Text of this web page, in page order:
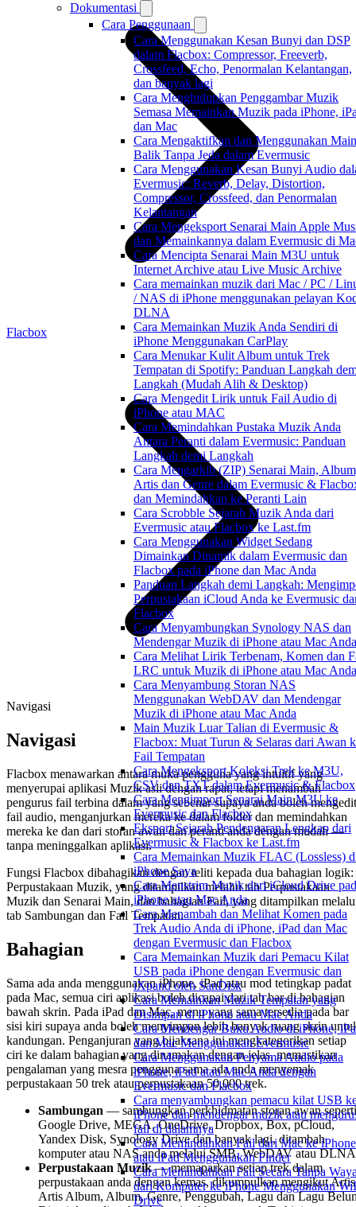
Dokumentasi
Cara Penggunaan
Cara Menggunakan Kesan Bunyi dan DSP
dalam Flacbox: Compressor, Freeverb,
Crossfeed, Echo, Penormalan Kelantangan,
dan banyak lagi
Cara Menghidupkan Penggambar Muzik
Semasa Memainkan Muzik pada iPhone,
dan Mac
Cara Mengaktifkan dan Menggunakan Main
Balik Tanpa Jeda dalam Evermusic
Cara Menggunakan Kesan Bunyi Audio
Evermusic: Reverb, Delay, Distortion,
Compressor, Crossfeed, dan Penormalan
Kelantangan
Cara Mengeksport Senarai Main Apple
dan Memainkannya dalam Evermusic di
Cara Mencipta Senarai Main M3U untuk
Internet Archive atau Live Music Archive
Cara memainkan muzik dari Mac / PC /
/ NAS di iPhone menggunakan pelayan
DLNA
Cara Memainkan Muzik Anda Sendiri di
iPhone Menggunakan CarPlay
Cara Menukar Kulit Album untuk Trek
Tempatan di Spotify: Panduan Langkah
Langkah (Mudah Alih & Desktop)
Cara Mengedit Lirik untuk Fail Audio di
iPhone atau MAC
Cara Memindahkan Pustaka Muzik Anda
Antara Peranti dalam Evermusic: Panduan
Langkah demi Langkah
Cara Mengarkib (ZIP) Senarai Main,
Artis dan Genre dalam Evermusic &
dan Memindahkan ke Peranti Lain
Cara Scrobble Sejarah Muzik Anda dari
Evermusic atau Flacbox ke Last.fm
Cara Menggunakan Widget Sedang
Dimainkan Dinamik dalam Evermusic dan
Flacbox pada iPhone dan Mac Anda
Panduan Langkah demi Langkah:
Perpustakaan iCloud Anda ke Evermusic
Flacbox
Cara Menyambungkan Synology NAS dan
Mendengar Muzik di iPhone atau Mac Anda
Cara Melihat Lirik Terbenam, Komen dan
LRC untuk Muzik di iPhone atau Mac Anda
Cara Menyambung Storan NAS
Menggunakan WebDAV dan Mendengar
Muzik di iPhone atau Mac Anda
Main Muzik Luar Talian di Evermusic &
Flacbox: Muat Turun & Selaras dari Awan
Fail Tempatan
Cara Mengeksport Koleksi Trek ke M3U,
CSV dan TXT dalam Evermusic & Flacbox
Cara Mengimport Senarai Main M3U ke
Evermusic dan Flacbox
Eksport Sejarah Pendengaran Lengkap dari
Evermusic & Flacbox ke Last.fm
Cara Memainkan Muzik FLAC (Lossless)
iPhone Saya
Cara Menstrim Muzik dari iCloud Drive
iPhone atau Mac Anda
Cara Menambah dan Melihat Komen pada
Trek Audio Anda di iPhone, iPad dan Mac
dengan Evermusic dan Flacbox
Cara Memainkan Muzik dari Pemacu Kilat
USB pada iPhone dengan Evermusic dan
iXpand oleh SanDisk
Cara Memainkan Muzik Tempatan yang
Disimpan di iPhone atau Mac Anda
Cara Mendengar Buku Audio di iPhone,
dan Mac Menggunakan Evermusic
Cara Menggunakan Penyama Audio pada
iPhone, iPad atau Mac Anda dengan
Evermusic dan Flacbox
Cara menyambungkan pemacu kilat USB
iPhone dan mendengar muzik atau
fail di dalamnya
Cara Memindahkan Fail dari Mac ke iPhone
atau iPad Menggunakan Finder
Cara Memindahkan Fail Secara Tanpa
dari Komputer ke iPhone Menggunakan
Drive
Flacbox
Navigasi
Navigasi
Flacbox menawarkan antara muka pengguna yang intuitif yang
menyerupai aplikasi Muzik asli dengan rapat, tetapi menambah
pengurus fail terbina dalam yang sebenar supaya anda boleh mengedit
fail audio, menganjurkan mereka ke dalam folder dan memindahkan
mereka ke dan dari storan awan dan peranti anda dengan mudah —
tanpa meninggalkan aplikasi.
Fungsi Flacbox dibahagikan dengan teliti kepada dua bahagian logik:
Perpustakaan Muzik, yang ditampilkan melalui tab Perpustakaan
Muzik dan Senarai Main, dan bahagian Fail, yang ditampilkan
tab Sambungan dan Fail Tempatan.
Bahagian
Sama ada anda menggunakan iPhone, iPad atau mod tetingkap padat
pada Mac, semua ciri aplikasi boleh dicapai dari tab bar di bahagian
bawah skrin. Pada iPad dan Mac, menu yang sama tersedia pada bar
sisi kiri supaya anda boleh menyimpan lebih banyak ruang skrin
kandungan. Penganjuran yang bijaksana ini mengkategorikan setiap
ciri ke dalam bahagian yang dinamakan dengan jelas, memastikan
pengalaman yang mesra pengguna sama ada anda menyemak
perpustakaan 50 trek atau perpustakaan 50,000 trek.
Sambungan — sambungkan perkhidmatan storan awan seperti
Google Drive, MEGA, OneDrive, Dropbox, Box, pCloud,
Yandex Disk, Synology Drive dan banyak lagi, ditambah
komputer atau NAS anda melalui SMB, WebDAV atau
Perpustakaan Muzik— memaparkan setiap trek dalam
perpustakaan anda dengan kemas, dikumpulkan mengikut
Artis Album, Album, Genre, Penggubah, Lagu dan Lagu